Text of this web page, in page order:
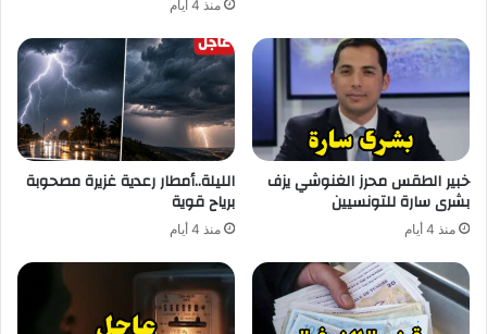
منذ 4 أيام
خبير الطقس محرز الغنوشي يزف
بشرى سارة للتونسيين
منذ 4 أيام
الليلة..أمطار رعدية غزيرة مصحوبة
برياح قوية
منذ 4 أيام